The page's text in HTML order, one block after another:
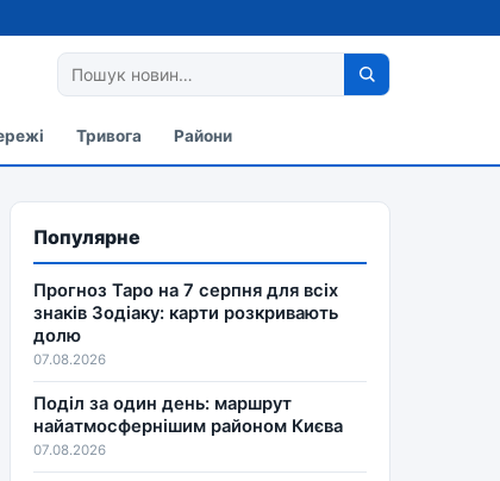
Тривога Райони
Популярне
Прогноз Таро на 7 серпня для всіх
знаків Зодіаку: карти розкривають
долю
07.08.2026
Поділ за один день: маршрут
найатмосфернішим районом Києва
07.08.2026